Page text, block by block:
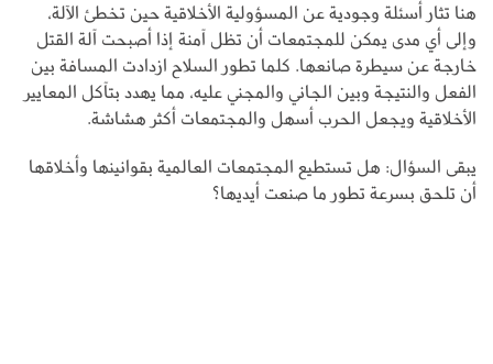
هنا تثار أسئلة وجودية عن المسؤولية الأخلاقية حين تخطئ الآلة،
وإلى أي مدى يمكن للمجتمعات أن تظل آمنة إذا أصبحت آلة القتل
خارجة عن سيطرة صانعها. كلما تطور السلاح ازدادت المسافة بين
الفعل والنتيجة وبين الجاني والمجني عليه، مما يهدد بتآكل المعايير
الأخلاقية ويجعل الحرب أسهل والمجتمعات أكثر هشاشة.
يبقى السؤال: هل تستطيع المجتمعات العالمية بقوانينها وأخلاقها
أن تلحق بسرعة تطور ما صنعت أيديها؟